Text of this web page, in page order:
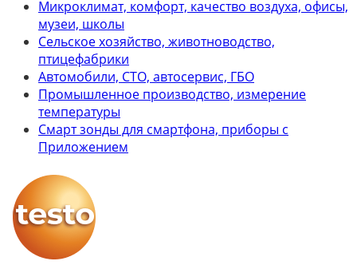
Микроклимат, комфорт, качество воздуха, офисы,
музеи, школы
Сельское хозяйство, животноводство,
птицефабрики
Автомобили, СТО, автосервис, ГБО
Промышленное производство, измерение
температуры
Смарт зонды для смартфона, приборы с
Приложением